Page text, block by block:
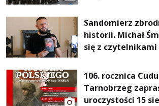
Sandomierz
historii. Michał
się z czytelnikami
106. rocznica
Tarnobrzeg
uroczystości 15